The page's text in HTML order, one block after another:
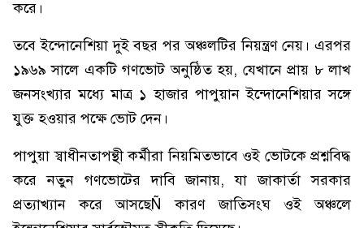
করে।
তবে ইন্দোনেশিয়া দুই বছর পর অঞ্চলটির নিয়ন্ত্রণ নেয়। এরপর
১৯৬৯ সালে একটি গণভোট অনুষ্ঠিত হয়, যেখানে প্রায় ৮ লাখ
জনসংখ্যার মধ্যে মাত্র ১ হাজার পাপুয়ান ইন্দোনেশিয়ার সঙ্গে
যুক্ত হওয়ার পক্ষে ভোট দেন।
পাপুয়া স্বাধীনতাপন্থী কর্মীরা নিয়মিতভাবে ওই ভোটকে প্রশ্নবিদ্ধ
করে নতুন গণভোটের দাবি জানায়, যা জাকার্তা সরকার
প্রত্যাখ্যান করে আসছেÑ কারণ জাতিসংঘ ওই অঞ্চলে